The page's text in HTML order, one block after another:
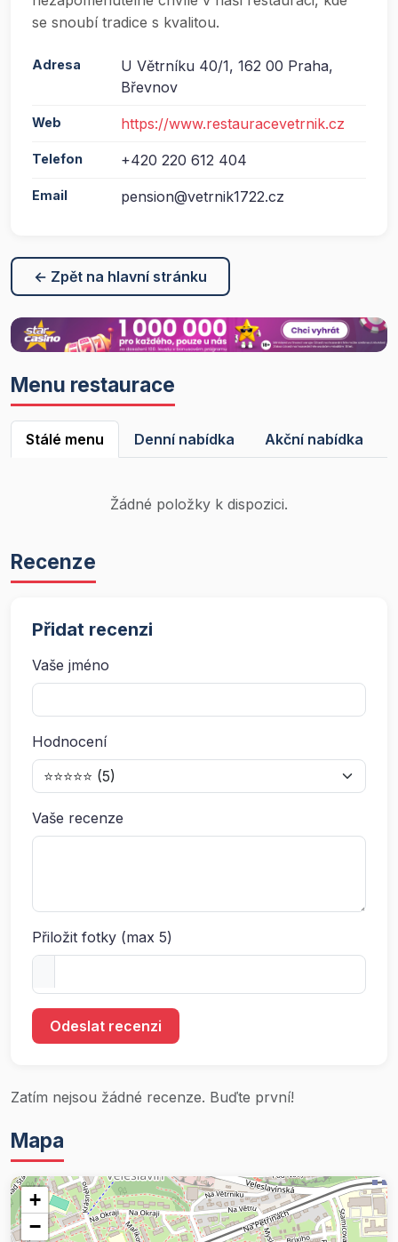
se snoubí tradice s kvalitou.
Adresa
U Větrníku 40/1, 162 00 Praha,
Břevnov
Web https://www.restauracevetrnik.cz
Telefon +420 220 612 404
Email pension@vetrnik1722.cz
← Zpět na hlavní stránku
Menu restaurace
Stálé menu Denní nabídka Akční nabídka
Žádné položky k dispozici.
Recenze
Přidat recenzi
Vaše jméno
Hodnocení
Vaše recenze
Přiložit fotky (max 5)
Odeslat recenzi
Zatím nejsou žádné recenze. Buďte první!
Mapa
+
−